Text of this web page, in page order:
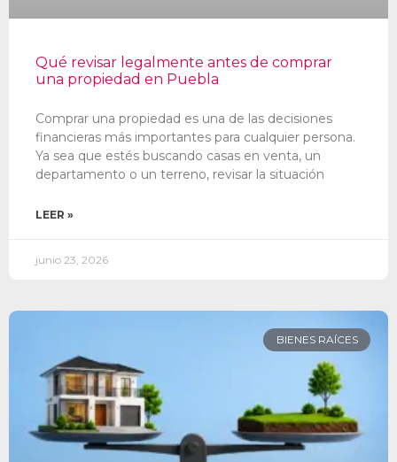
Qué revisar legalmente antes de comprar
una propiedad en Puebla
Comprar una propiedad es una de las decisiones
financieras más importantes para cualquier persona.
Ya sea que estés buscando casas en venta, un
departamento o un terreno, revisar la situación
LEER »
junio 23, 2026
BIENES RAÍCES